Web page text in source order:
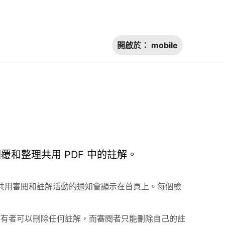
開啟於： mobile
和整理共用 PDF 中的註解。
審閱和註解活動的通知會顯示在首頁上。每個檢
者可以刪除任何註解，而審閱者只能刪除自己的註